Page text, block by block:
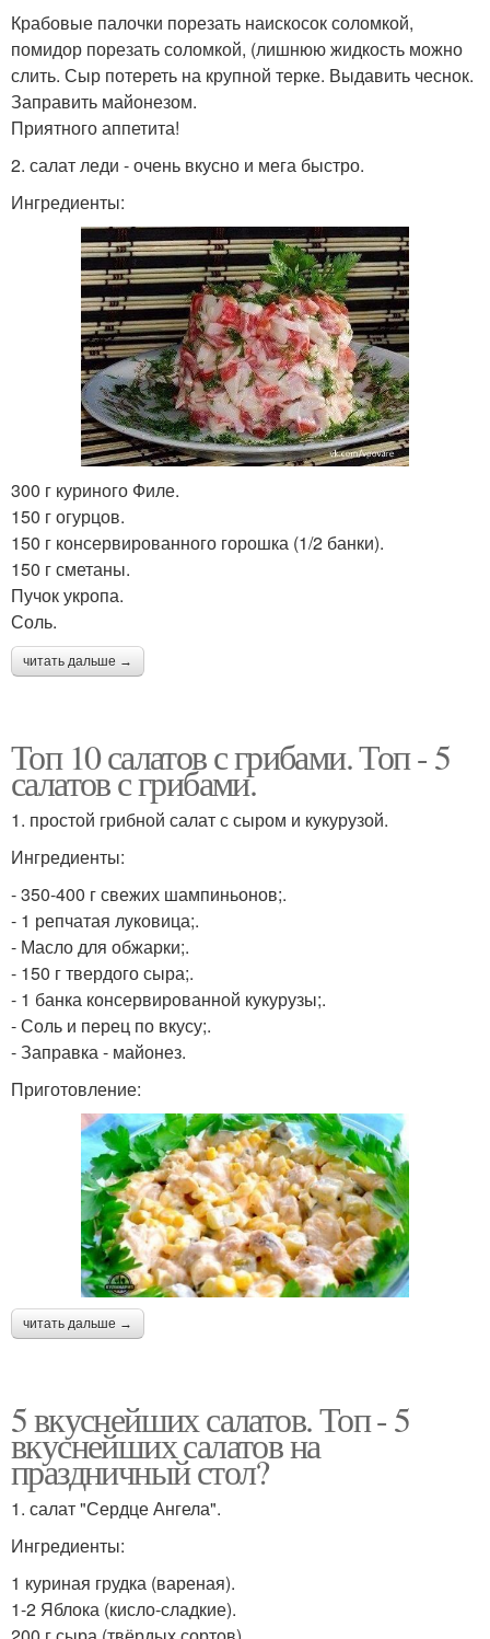
Крабовые палочки порезать наискосок соломкой,
помидор порезать соломкой, (лишнюю жидкость можно
слить. Сыр потереть на крупной терке. Выдавить чеснок.
Заправить майонезом.
Приятного аппетита!
2. салат леди - очень вкусно и мега быстро.
Ингредиенты:
300 г куриного Филе.
150 г огурцов.
150 г консервированного горошка (1/2 банки).
150 г сметаны.
Пучок укропа.
Соль.
читать дальше →
Топ 10 салатов с грибами. Топ - 5
салатов с грибами.
1. простой грибной салат с сыром и кукурузой.
Ингредиенты:
- 350-400 г свежих шампиньонов;.
- 1 репчатая луковица;.
- Масло для обжарки;.
- 150 г твердого сыра;.
- 1 банка консервированной кукурузы;.
- Соль и перец по вкусу;.
- Заправка - майонез.
Приготовление:
читать дальше →
5 вкуснейших салатов. Топ - 5
вкуснейших салатов на
праздничный стол?
1. салат "Сердце Ангела".
Ингредиенты:
1 куриная грудка (вареная).
1-2 Яблока (кисло-сладкие).